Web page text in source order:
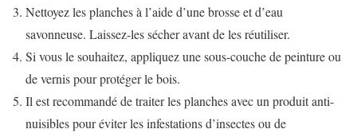
Nettoyez les planches à l’aide d’une brosse et d’eau
savonneuse. Laissez-les sécher avant de les réutiliser.
Si vous le souhaitez, appliquez une sous-couche de peinture ou
de vernis pour protéger le bois.
Il est recommandé de traiter les planches avec un produit anti-
nuisibles pour éviter les infestations d’insectes ou de